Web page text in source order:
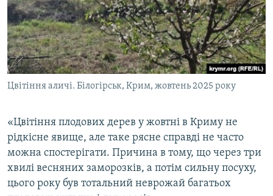
Цвітіння аличі. Білогірськ, Крим, жовтень 2025 року
«Цвітіння плодових дерев у жовтні в Криму не
рідкісне явище, але таке рясне справді не часто
можна спостерігати. Причина в тому, що через три
хвилі весняних заморозків, а потім сильну посуху,
цього року був тотальний неврожай багатьох